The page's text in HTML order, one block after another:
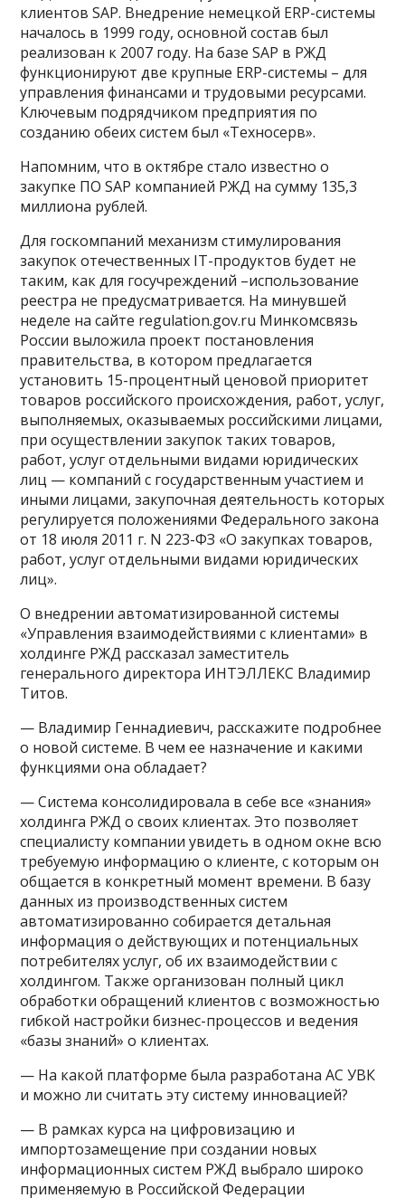
клиентов SAP. Внедрение немецкой ERP-системы
началось в 1999 году, основной состав был
реализован к 2007 году. На базе SAP в РЖД
функционируют две крупные ERP-системы – для
управления финансами и трудовыми ресурсами.
Ключевым подрядчиком предприятия по
созданию обеих систем был «Техносерв».
Напомним, что в октябре стало известно о
закупке ПО SAP компанией РЖД на сумму 135,3
миллиона рублей.
Для госкомпаний механизм стимулирования
закупок отечественных IT-продуктов будет не
таким, как для госучреждений –использование
реестра не предусматривается. На минувшей
неделе на сайте regulation.gov.ru Минкомсвязь
России выложила проект постановления
правительства, в котором предлагается
установить 15-процентный ценовой приоритет
товаров российского происхождения, работ, услуг,
выполняемых, оказываемых российскими лицами,
при осуществлении закупок таких товаров,
работ, услуг отдельными видами юридических
лиц — компаний с государственным участием и
иными лицами, закупочная деятельность которых
регулируется положениями Федерального закона
от 18 июля 2011 г. N 223-ФЗ «О закупках товаров,
работ, услуг отдельными видами юридических
лиц».
О внедрении автоматизированной системы
«Управления взаимодействиями с клиентами» в
холдинге РЖД рассказал заместитель
генерального директора ИНТЭЛЛЕКС Владимир
Титов.
— Владимир Геннадиевич, расскажите подробнее
о новой системе. В чем ее назначение и какими
функциями она обладает?
— Система консолидировала в себе все «знания»
холдинга РЖД о своих клиентах. Это позволяет
специалисту компании увидеть в одном окне всю
требуемую информацию о клиенте, с которым он
общается в конкретный момент времени. В базу
данных из производственных систем
автоматизированно собирается детальная
информация о действующих и потенциальных
потребителях услуг, об их взаимодействии с
холдингом. Также организован полный цикл
обработки обращений клиентов с возможностью
гибкой настройки бизнес-процессов и ведения
«базы знаний» о клиентах.
— На какой платформе была разработана АС УВК
и можно ли считать эту систему инновацией?
— В рамках курса на цифровизацию и
импортозамещение при создании новых
информационных систем РЖД выбрало широко
применяемую в Российской Федерации